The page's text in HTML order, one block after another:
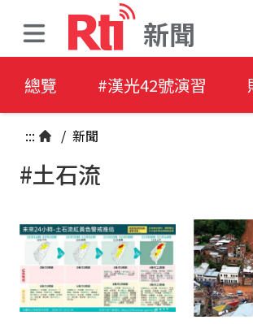
新聞
總覽 #漢光42號演習
::: / 新聞
#土石流